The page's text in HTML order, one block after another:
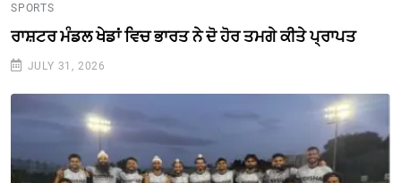
SPORTS
ਰਾਸ਼ਟਰ ਮੰਡਲ ਖੇਡਾਂ ਵਿਚ ਭਾਰਤ ਨੇ ਦੋ ਹੋਰ ਤਮਗੇ ਕੀਤੇ ਪ੍ਰਾਪਤ
JULY 31, 2026